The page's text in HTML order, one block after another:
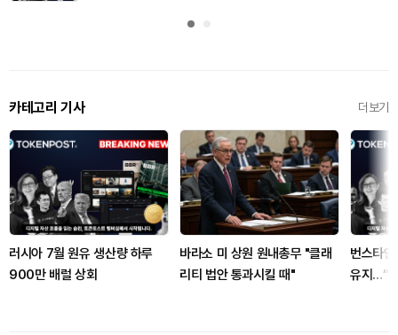
카테고리 기사 더보기
러시아 7월 원유 생산량 하루
900만 배럴 상회
바라소 미 상원 원내총무 "클래
리티 법안 통과시킬 때"
번스타
유지…“2